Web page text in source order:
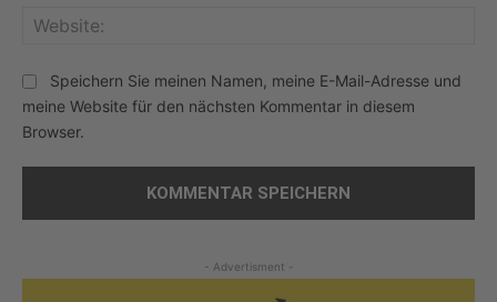
Speichern Sie meinen Namen, meine E-Mail-Adresse und
meine Website für den nächsten Kommentar in diesem
Browser.
- Advertisment -